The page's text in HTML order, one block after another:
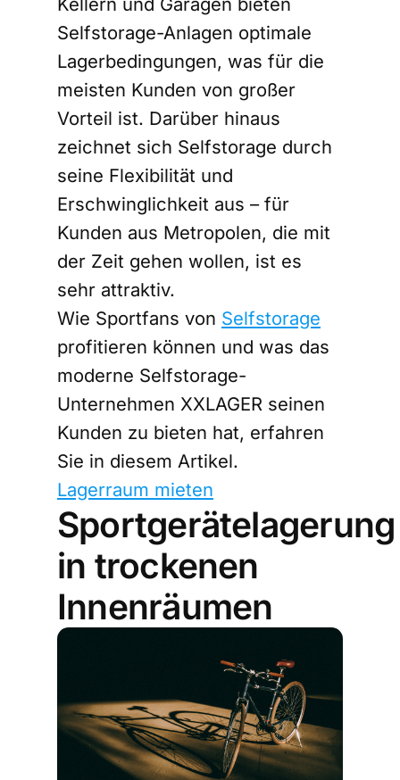
Selfstorage-Anlagen optimale
Lagerbedingungen, was für die
meisten Kunden von großer
Vorteil ist. Darüber hinaus
zeichnet sich Selfstorage durch
seine Flexibilität und
Erschwinglichkeit aus – für
Kunden aus Metropolen, die mit
der Zeit gehen wollen, ist es
sehr attraktiv.
Wie Sportfans von Selfstorage
profitieren können und was das
moderne Selfstorage-
Unternehmen XXLAGER seinen
Kunden zu bieten hat, erfahren
Sie in diesem Artikel.
Lagerraum mieten
Sportgerätelagerung
in trockenen
Innenräumen